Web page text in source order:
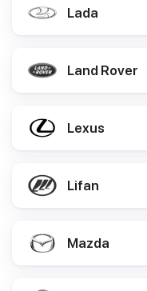
Lada
Land Rover
Lexus
Lifan
Mazda